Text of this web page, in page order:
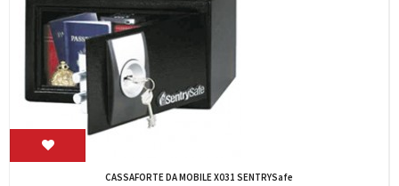
CASSAFORTE DA MOBILE X031 SENTRYSafe